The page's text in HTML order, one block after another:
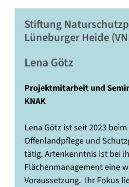
Stiftung
Lüneburger Heide
Lena Götz
Projektmitarbeit und
KNAK
Lena Götz ist seit 2023
Offenlandpflege und
tätig. Artenkenntnis ist bei
Flächenmanagement eine
Voraussetzung. Ihr Fokus